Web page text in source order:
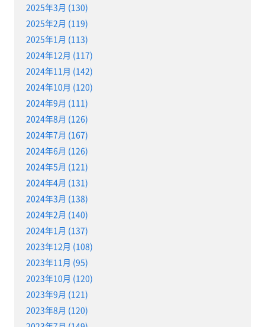
2025年3月 (130)
2025年2月 (119)
2025年1月 (113)
2024年12月 (117)
2024年11月 (142)
2024年10月 (120)
2024年9月 (111)
2024年8月 (126)
2024年7月 (167)
2024年6月 (126)
2024年5月 (121)
2024年4月 (131)
2024年3月 (138)
2024年2月 (140)
2024年1月 (137)
2023年12月 (108)
2023年11月 (95)
2023年10月 (120)
2023年9月 (121)
2023年8月 (120)